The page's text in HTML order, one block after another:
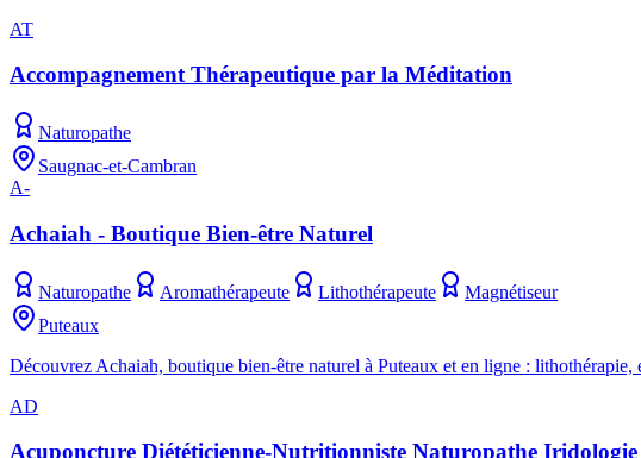
AT
Accompagnement Thérapeutique par la Méditation
Naturopathe
Saugnac-et-Cambran
A-
Achaiah - Boutique Bien-être Naturel
Naturopathe Aromathérapeute Lithothérapeute
Magnétiseur
Puteaux
Découvrez Achaiah, boutique bien-être naturel à Puteaux et en ligne :
AD
Acuponcture Diététicienne-Nutritionniste Naturopathe Iridologie